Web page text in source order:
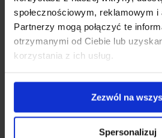
społecznościowym, reklamowym i
Partnerzy mogą połączyć te
otrzymanymi od Ciebie lub
korzystania z ich usług.
Zezwól na
Spersonalizuj
Overiť
Popis produktu
Výhody a nevýhody